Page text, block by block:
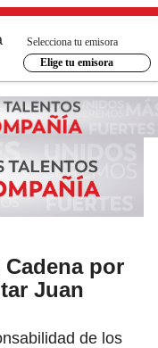
Selecciona tu emisora
Elige tu emisora
por
Juan
de los